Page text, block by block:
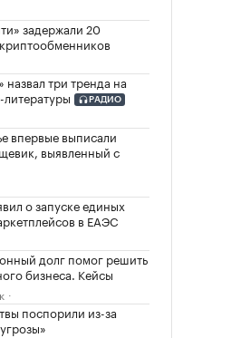
задержали 20
назвал три тренда на
РАДИО
впервые выписали
выявленный с
о запуске единых
в ЕАЭС
долг помог решить
бизнеса. Кейсы
поспорили из-за